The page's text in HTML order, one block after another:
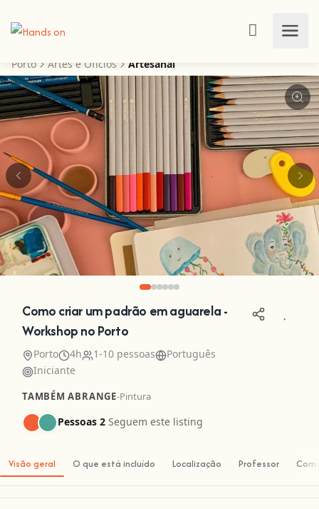
Porto Artes e Ofícios Artesanal
Como criar um padrão em aguarela -
Workshop no Porto
Porto 4h 1-10 pessoas
Português
Iniciante
TAMBÉM ABRANGE-Pintura
Pessoas 2 Seguem este listing
Visão geral O que está incluído Localização Professor